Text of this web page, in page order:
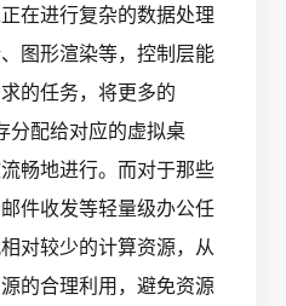
在进行复杂的数据处理
图形渲染等，控制层能
的任务，将更多的
分配给对应的虚拟桌
畅地进行。而对于那些
件收发等轻量级办公任
对较少的计算资源，从
的合理利用，避免资源